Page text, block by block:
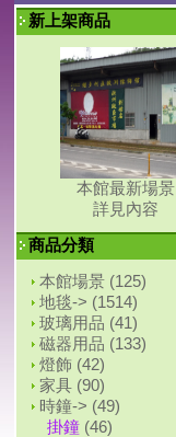
新上架商品
本館最新場景
詳見內容
商品分類
本館場景(125)
地毯-> (1514)
玻璃用品 (41)
磁器用品 (133)
燈飾 (42)
家具(90)
時鐘-> (49)
掛鐘(46)